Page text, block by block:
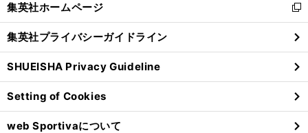
閉
る
集英社ホームページ
新
し
い
ウ
ィ
ン
ド
ウ
で
集英社プライバシーガイドライン
SHUEISHA Privacy Guideline
Setting of Cookies
web Sportivaについて